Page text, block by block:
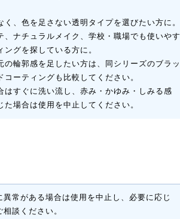
く、色を足さない透明タイプを選びたい方に。
、ナチュラルメイク、学校・職場でも使いやす
ングを探している方に。
の輪郭感を足したい方は、同シリーズのブラッ
コーティングも比較してください。
はすぐに洗い流し、赤み・かゆみ・しみる感
た場合は使用を中止してください。
異常がある場合は使用を中止し、必要に応じ
談ください。